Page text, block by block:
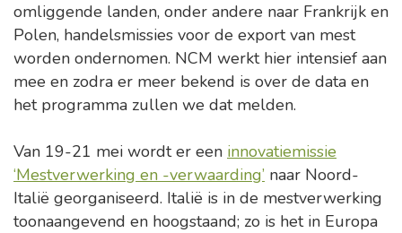
omliggende landen, onder andere naar Frankrijk en
Polen, handelsmissies voor de export van mest
worden ondernomen. NCM werkt hier intensief aan
mee en zodra er meer bekend is over de data en
het programma zullen we dat melden.
Van 19-21 mei wordt er een innovatiemissie
‘Mestverwerking en -verwaarding’ naar Noord-
Italië georganiseerd. Italië is in de mestverwerking
toonaangevend en hoogstaand; zo is het in Europa